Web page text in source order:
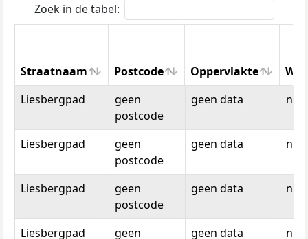
Zoek in de tabel:
Straatnaam Postcode Oppervlakte
Straatnaam
Postcode Oppervlakte
Liesbergpad
geen
postcode
geen data
Liesbergpad
geen
postcode
geen data
Liesbergpad
geen
postcode
geen data
Liesbergpad geen geen data